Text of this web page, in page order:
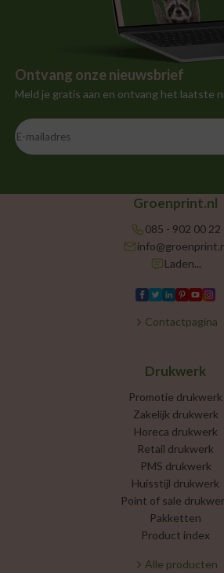
Ontvang onze nieuwsbrief
Meld je gratis aan en ontvang het laatste
Groenprint.nl
085 - 902 00 22
Laden...
Contactpagina
Drukwerk
Promotie drukwerk
Zakelijk drukwerk
Horeca drukwerk
Retail drukwerk
PMS drukwerk
Huisstijl drukwerk
Point of sale
Pakketten
Product index
Alle producten